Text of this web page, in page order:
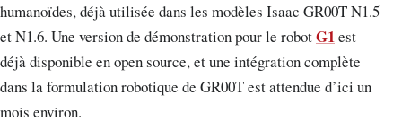
humanoïdes, déjà utilisée dans les modèles Isaac GR00T N1.5
et N1.6. Une version de démonstration pour le robotG1est
déjà disponible en open source, et une intégration complète
dans la formulation robotique de GR00T est attendue d’ici un
mois environ.